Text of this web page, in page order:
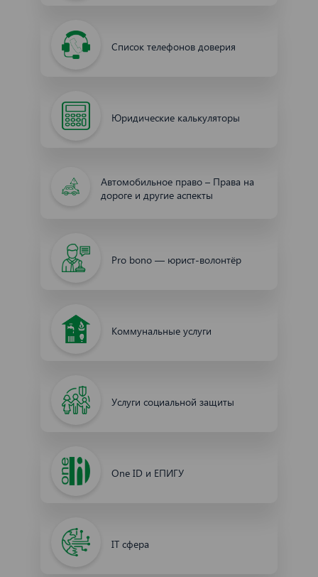
Список телефонов доверия
Юридические калькуляторы
Автомобильное право – Права на
дороге и другие аспекты
Pro bono — юрист-волонтёр
Коммунальные услуги
Услуги социальной защиты
One ID и ЕПИГУ
IT сфера